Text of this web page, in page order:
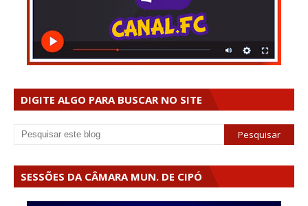
DIGITE ALGO PARA BUSCAR NO SITE
SESSÕES DA CÂMARA MUN. DE CIPÓ